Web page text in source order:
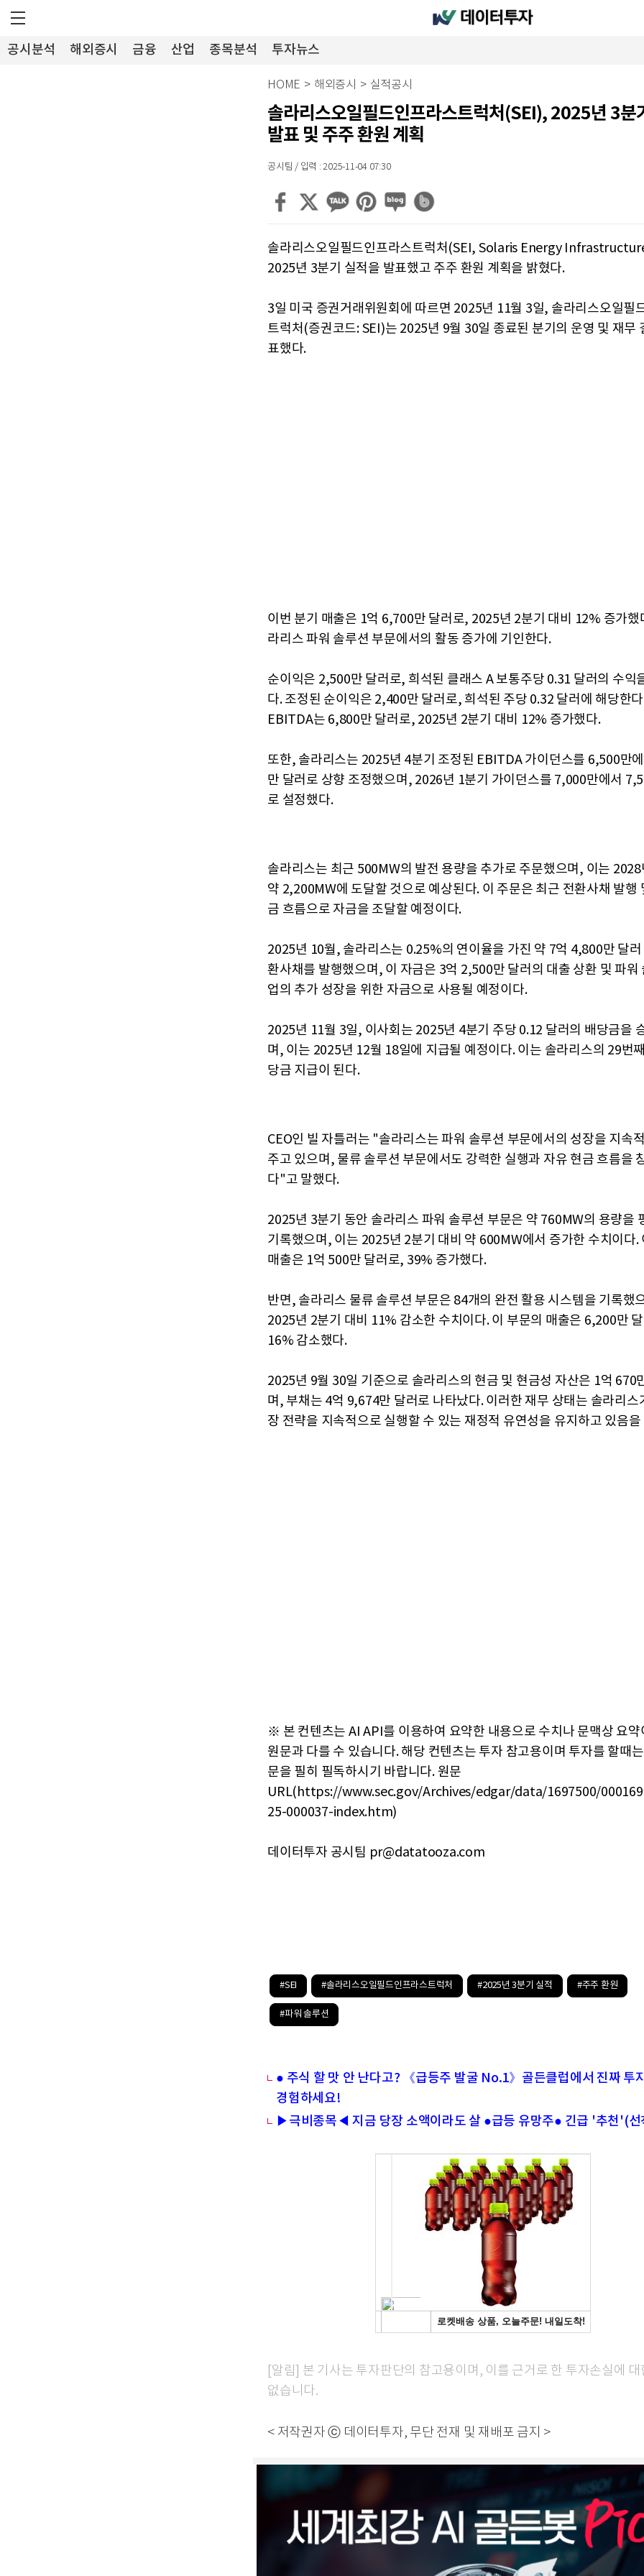
공시분석 해외증시 금융 산업 종목분석 투자뉴스
HOME > 해외증시 > 실적공시
솔라리스오일필드인프라스트럭처(SEI), 2025년 3분
발표 및 주주 환원 계획
공시팀 / 입력 : 2025-11-04 07:30
솔라리스오일필드인프라스트럭처(SEI, Solaris Energy
2025년 3분기 실적을 발표했고 주주 환원 계획을 밝혔다.
3일 미국 증권거래위원회에 따르면 2025년 11월 3일, 솔라리스오일필
트럭처(증권코드: SEI)는 2025년 9월 30일 종료된 분기의 운영 및 재무
표했다.
이번 분기 매출은 1억 6,700만 달러로, 2025년 2분기 대비 12% 증가했
라리스 파워 솔루션 부문에서의 활동 증가에 기인한다.
순이익은 2,500만 달러로, 희석된 클래스 A 보통주당 0.31 달러의 수익
다. 조정된 순이익은 2,400만 달러로, 희석된 주당 0.32 달러에 해당한
EBITDA는 6,800만 달러로, 2025년 2분기 대비 12% 증가했다.
또한, 솔라리스는 2025년 4분기 조정된 EBITDA 가이던스를 6,500만
만 달러로 상향 조정했으며, 2026년 1분기 가이던스를 7,000만에서
로 설정했다.
솔라리스는 최근 500MW의 발전 용량을 추가로 주문했으며, 이는 2028
약 2,200MW에 도달할 것으로 예상된다. 이 주문은 최근 전환사채 발행
금 흐름으로 자금을 조달할 예정이다.
2025년 10월, 솔라리스는 0.25%의 연이율을 가진 약 7억 4,800만 달러
환사채를 발행했으며, 이 자금은 3억 2,500만 달러의 대출 상환 및 파워
업의 추가 성장을 위한 자금으로 사용될 예정이다.
2025년 11월 3일, 이사회는 2025년 4분기 주당 0.12 달러의 배당금을
며, 이는 2025년 12월 18일에 지급될 예정이다. 이는 솔라리스의 29번
당금 지급이 된다.
CEO인 빌 자틀러는 "솔라리스는 파워 솔루션 부문에서의 성장을 지속
주고 있으며, 물류 솔루션 부문에서도 강력한 실행과 자유 현금 흐름을
다"고 말했다.
2025년 3분기 동안 솔라리스 파워 솔루션 부문은 약 760MW의 용량을
기록했으며, 이는 2025년 2분기 대비 약 600MW에서 증가한 수치이다.
매출은 1억 500만 달러로, 39% 증가했다.
반면, 솔라리스 물류 솔루션 부문은 84개의 완전 활용 시스템을 기록했
2025년 2분기 대비 11% 감소한 수치이다. 이 부문의 매출은 6,200만
16% 감소했다.
2025년 9월 30일 기준으로 솔라리스의 현금 및 현금성 자산은 1억 670
며, 부채는 4억 9,674만 달러로 나타났다. 이러한 재무 상태는 솔라리스
장 전략을 지속적으로 실행할 수 있는 재정적 유연성을 유지하고 있음
※ 본 컨텐츠는 AI API를 이용하여 요약한 내용으로 수치나 문맥상 요약
원문과 다를 수 있습니다. 해당 컨텐츠는 투자 참고용이며 투자를 할때
문을 필히 필독하시기 바랍니다. 원문
URL(https://www.sec.gov/Archives/edgar/data/1697500/
25-000037-index.htm)
데이터투자 공시팀 pr@datatooza.com
#SEI #솔라리스오일필드인프라스트럭처 #2025년 3분기 실적 #주주 환원
#파워 솔루션
● 주식 할 맛 안 난다고? 《급등주 발굴 No.1》골든클럽에서 진짜 투
경험하세요!
▶극비종목◀ 지금 당장 소액이라도 살 ●급등 유망주● 긴급 '추천'(선
[알림] 본 기사는 투자판단의 참고용이며, 이를 근거로 한 투자손실에 대
없습니다.
< 저작권자 ⓒ 데이터투자, 무단 전재 및 재배포 금지 >